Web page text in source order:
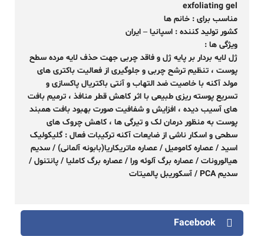
exfoliating gel
مناسب برای : خانم ها
کشور تولید کننده : اسپانیا – ایران
ویژگی ها :
ژل لایه بردار بر پایه ژل و فاقد چربی جهت حذف لایه مرده سطح
پوست ، تنظیم ترشح چربی و جلوگیری از فعالیت باکتری های
مولد آکنه با خاصیت ضد التهاب و آنتی باکتریال پاکسازی و
تسریع پوسته ریزی طبیعی با اثر کاهش قطر منافذ ، ترمیم بافت
های آسیب دیده ، افزایش و شفافیت صورت بهبود بافت همبند
پوست به منظور درمان لک و تیرگی ها ، کاهش چروک های
سطحی و اسکار ناشی از ضایعات آکنه ترکیبات فعال : گلیکولیک
اسید / عصاره کامومیل / عصاره ماتریکاریا(بابونه آلمانی) / سدیم
هیالورونات / عصاره برگ آلوئه ورا / عصاره برگ کاملیا / پانتنول /
سدیم PCA / آسکوریبل پالمیتات
Facebook